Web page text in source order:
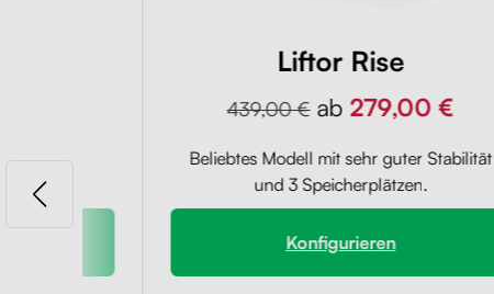
Liftor Rise
439,00 € ab 279,00 €
Beliebtes Modell mit sehr guter Stabilität
und 3 Speicherplätzen.
Konfigurieren